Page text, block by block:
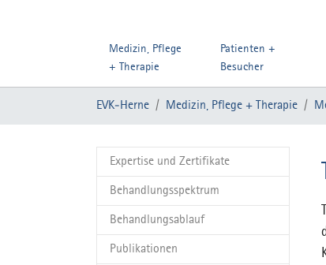
Medizin, Pflege
+ Therapie
Patienten +
Besucher
Sie sind hier:
EVK-Herne Medizin, Pflege + Therapie
Expertise und Zertifikate
Behandlungsspektrum
Behandlungsablauf
Publikationen